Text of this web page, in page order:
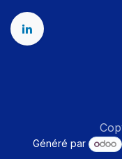
Généré par